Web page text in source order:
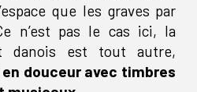
que les graves par
n’est pas le cas ici, la
danois est tout autre,
douceur avec timbres